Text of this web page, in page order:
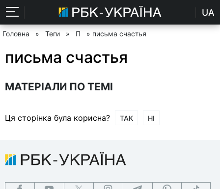
UA
Головна » Теги » П » письма счастья
письма счастья
МАТЕРІАЛИ ПО ТЕМІ
Ця сторінка була корисна? ТАК НІ